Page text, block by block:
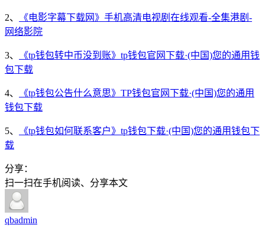
2、
《电影字幕下载网》手机高清电视剧在线观看-全集港剧-
网络影院
3、
《tp钱包转中币没到账》tp钱包官网下载·(中国)您的通用钱
包下载
4、
《tp钱包公告什么意思》TP钱包官网下载·(中国)您的通用
钱包下载
5、
《tp钱包如何联系客户》tp钱包下载·(中国)您的通用钱包下
载
分享：
扫一扫在手机阅读、分享本文
qbadmin